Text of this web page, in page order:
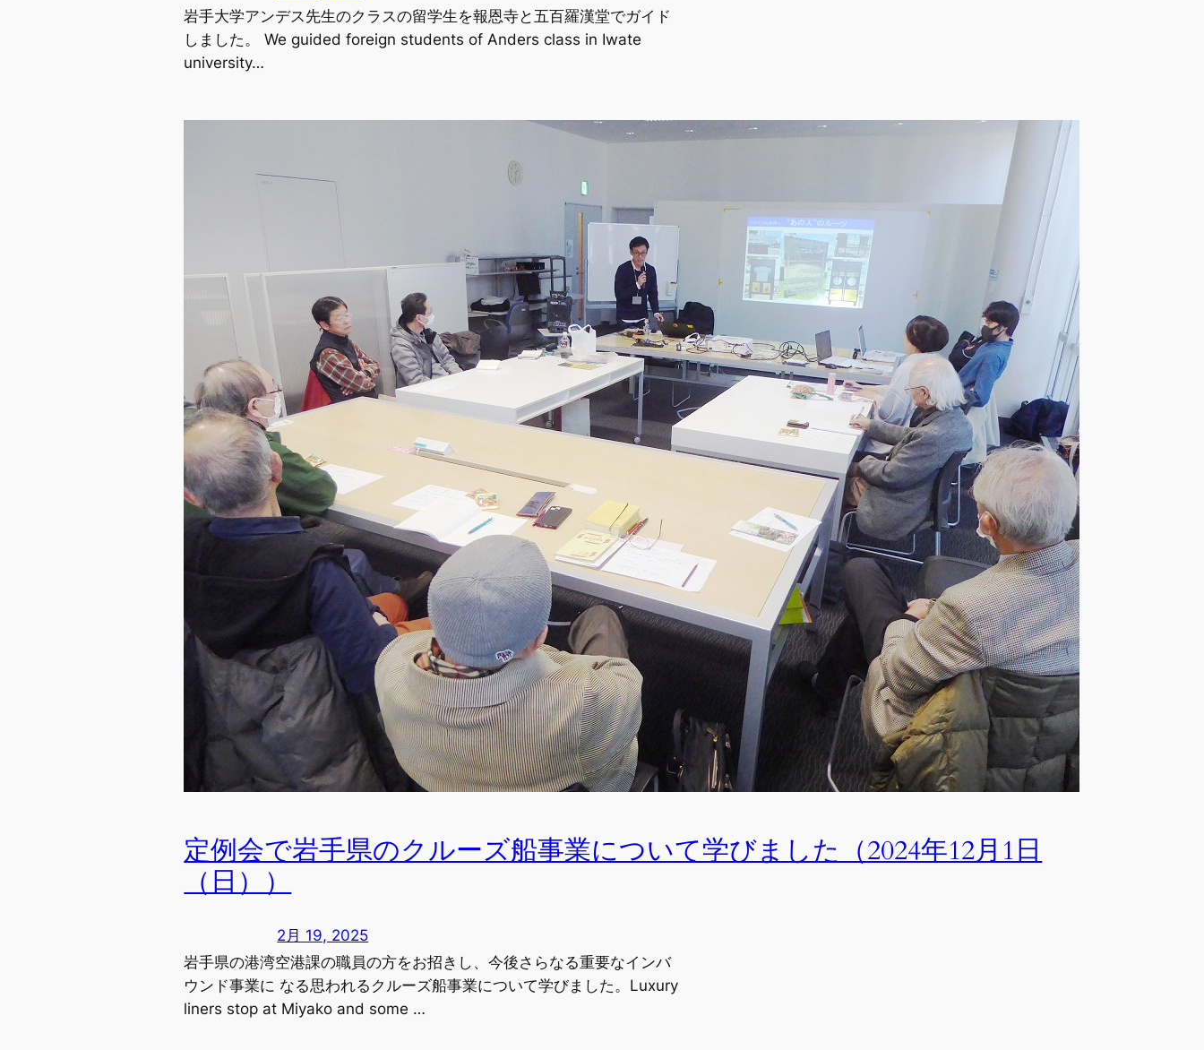
岩手大学アンデス先生のクラスの留学生を報恩寺と五百羅漢堂でガイド
しました。 We guided foreign students of Anders class in Iwate
university…
定例会で岩手県のクルーズ船事業について学びました（2024年12月1日
（日））
2月 19, 2025
岩手県の港湾空港課の職員の方をお招きし、今後さらなる重要なインバ
ウンド事業に なる思われるクルーズ船事業について学びました。Luxury
liners stop at Miyako and some …